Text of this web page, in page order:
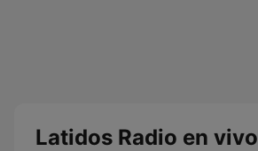
Latidos Radio en vivo